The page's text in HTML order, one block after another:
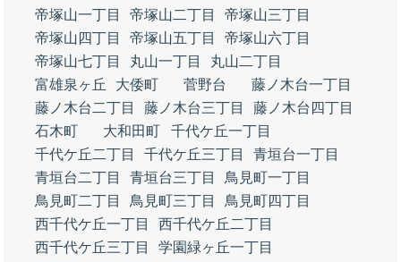
帝塚山一丁目
帝塚山二丁目
帝塚山三丁目
帝塚山四丁目
帝塚山五丁目
帝塚山六丁目
帝塚山七丁目
丸山一丁目
丸山二丁目
富雄泉ヶ丘
大倭町 菅野台
藤ノ木台一丁目
藤ノ木台二丁目
藤ノ木台三丁目
藤ノ木台四丁目
石木町
大和田町
千代ケ丘一丁目
千代ケ丘二丁目
千代ケ丘三丁目
青垣台一丁目
青垣台二丁目
青垣台三丁目
鳥見町一丁目
鳥見町二丁目
鳥見町三丁目
鳥見町四丁目
西千代ケ丘一丁目
西千代ケ丘二丁目
西千代ケ丘三丁目
学園緑ヶ丘一丁目